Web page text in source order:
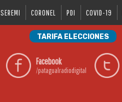
SEREMI CORONEL PDI COVID-19
TARIFA ELECCIONES
Facebook
/patagualradiodigital